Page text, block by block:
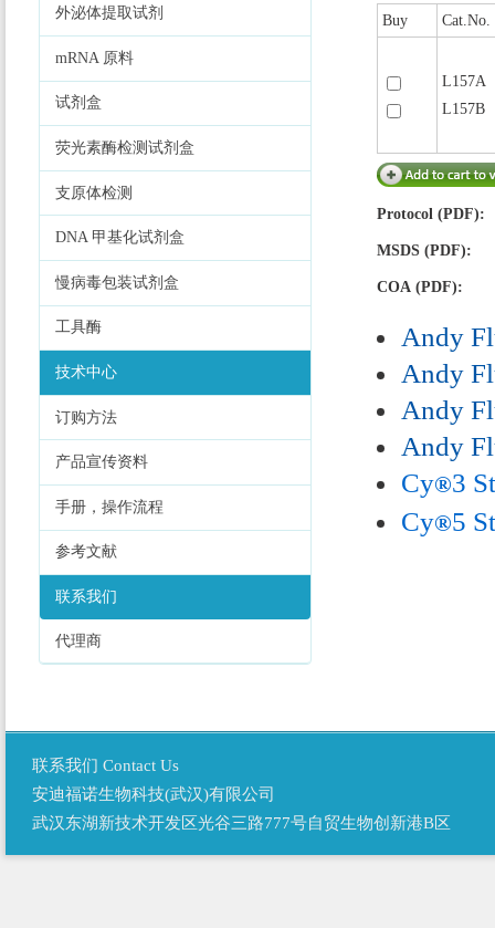
外泌体提取试剂
mRNA 原料
试剂盒
荧光素酶检测试剂盒
支原体检测
DNA 甲基化试剂盒
慢病毒包装试剂盒
工具酶
技术中心
订购方法
产品宣传资料
手册，操作流程
参考文献
联系我们
代理商
Buy Cat.No.
L157A
L157B
Protocol (PDF):
MSDS (PDF):
COA (PDF):
Andy
Andy
Andy
Andy
Cy®3
Cy®5
联系我们 Contact Us
安迪福诺生物科技(武汉)有限公司
武汉东湖新技术开发区光谷三路777号自贸生物创新港B区